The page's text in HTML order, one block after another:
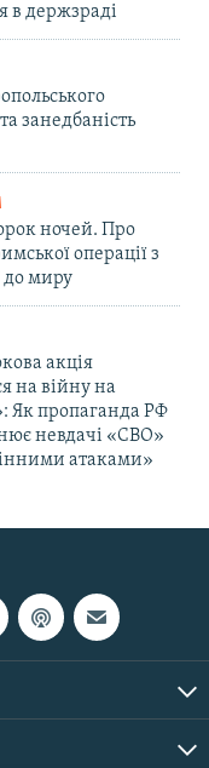
в держзраді
занедбаність
ночей. Про
операції з
до миру
акція
на війну на
Як пропаганда РФ
невдачі «СВО»
атаками»